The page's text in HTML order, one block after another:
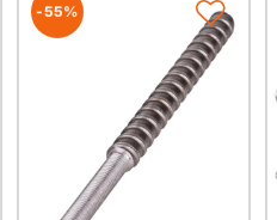
-55%